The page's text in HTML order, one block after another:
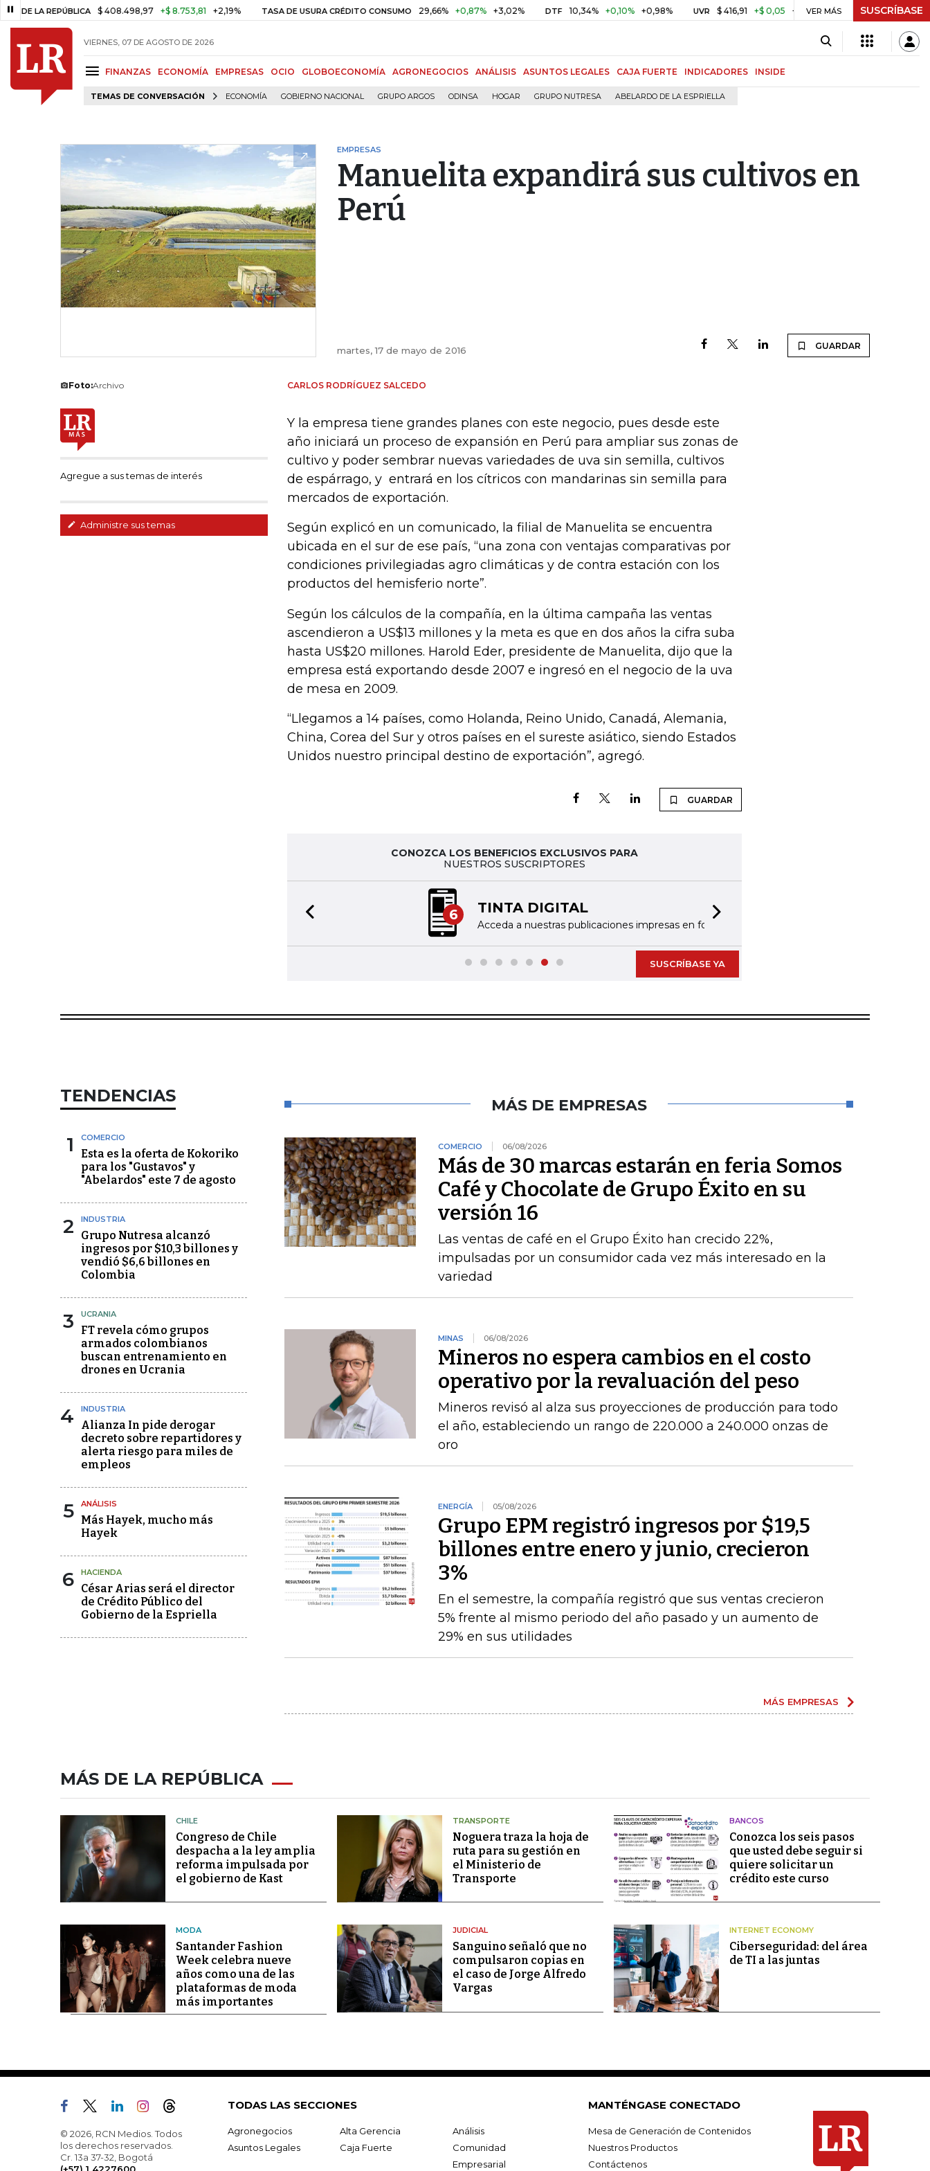
LA REPÚBLICA $ 408.498,97 +$ 8.753,81 +2,19% TASA DE USURA CRÉDITO CONSUMO 29,66% +0,87% +3,02% DTF 10,34% +0,10% +0,98% UVR $ 416,91 +$ 0,05 +0,01% BITCOIN US$ 64.442,80 -
VER MÁS SUSCRÍBASE
VIERNES, 07 DE AGOSTO DE 2026
FINANZAS ECONOMÍA EMPRESAS OCIO GLOBOECONOMÍA AGRONEGOCIOS ANÁLISIS ASUNTOS LEGALES CAJA FUERTE INDICADORES INSIDE
TEMAS DE CONVERSACIÓN ECONOMÍA GOBIERNO NACIONAL GRUPO ARGOS ODINSA HOGAR GRUPO NUTRESA ABELARDO DE LA ESPRIELLA
EMPRESAS
Manuelita expandirá sus cultivos en
Perú
martes, 17 de mayo de 2016 GUARDAR
Foto:Archivo
Agregue a sus temas de interés
Administre sus temas
CARLOS RODRÍGUEZ SALCEDO
Y la empresa tiene grandes planes con este negocio, pues desde este
año iniciará un proceso de expansión en Perú para ampliar sus zonas de
cultivo y poder sembrar nuevas variedades de uva sin semilla, cultivos
de espárrago, y entrará en los cítricos con mandarinas sin semilla para
mercados de exportación.
Según explicó en un comunicado, la filial de Manuelita se encuentra
ubicada en el sur de ese país, “una zona con ventajas comparativas por
condiciones privilegiadas agro climáticas y de contra estación con los
productos del hemisferio norte”.
Según los cálculos de la compañía, en la última campaña las ventas
ascendieron a US$13 millones y la meta es que en dos años la cifra suba
hasta US$20 millones. Harold Eder, presidente de Manuelita, dijo que la
empresa está exportando desde 2007 e ingresó en el negocio de la uva
de mesa en 2009.
“Llegamos a 14 países, como Holanda, Reino Unido, Canadá, Alemania,
China, Corea del Sur y otros países en el sureste asiático, siendo Estados
Unidos nuestro principal destino de exportación”, agregó.
GUARDAR
CONOZCA LOS BENEFICIOS EXCLUSIVOS PARA
NUESTROS SUSCRIPTORES
TINTA DIGITAL
Acceda a nuestras publicaciones impresas en formato digital
Previous slide
SUSCRÍBASE YA
TENDENCIAS
1 COMERCIO
Esta es la oferta de Kokoriko
para los "Gustavos" y
"Abelardos" este 7 de agosto
2 INDUSTRIA
Grupo Nutresa alcanzó
ingresos por $10,3 billones y
vendió $6,6 billones en
Colombia
3 UCRANIA
FT revela cómo grupos
armados colombianos
buscan entrenamiento en
drones en Ucrania
4 INDUSTRIA
Alianza In pide derogar
decreto sobre repartidores y
alerta riesgo para miles de
empleos
5 ANÁLISIS
Más Hayek, mucho más
Hayek
6 HACIENDA
César Arias será el director
de Crédito Público del
Gobierno de la Espriella
MÁS DE EMPRESAS
COMERCIO 06/08/2026
Más de 30 marcas estarán en feria Somos
Café y Chocolate de Grupo Éxito en su
versión 16
Las ventas de café en el Grupo Éxito han crecido 22%,
impulsadas por un consumidor cada vez más interesado en la
variedad
MINAS 06/08/2026
Mineros no espera cambios en el costo
operativo por la revaluación del peso
Mineros revisó al alza sus proyecciones de producción para todo
el año, estableciendo un rango de 220.000 a 240.000 onzas de
oro
ENERGÍA 05/08/2026
Grupo EPM registró ingresos por $19,5
billones entre enero y junio, crecieron
3%
En el semestre, la compañía registró que sus ventas crecieron
5% frente al mismo periodo del año pasado y un aumento de
29% en sus utilidades
MÁS EMPRESAS
MÁS DE LA REPÚBLICA
CHILE
Congreso de Chile
despacha a la ley amplia
reforma impulsada por
el gobierno de Kast
TRANSPORTE
Noguera traza la hoja de
ruta para su gestión en
el Ministerio de
Transporte
BANCOS
Conozca los seis pasos
que usted debe seguir si
quiere solicitar un
crédito este curso
MODA
Santander Fashion
Week celebra nueve
años como una de las
plataformas de moda
más importantes
JUDICIAL
Sanguino señaló que no
compulsaron copias en
el caso de Jorge Alfredo
Vargas
INTERNET ECONOMY
Ciberseguridad: del área
de TI a las juntas
© 2026, RCN Medios. Todos
los derechos reservados.
Cr. 13a 37-32, Bogotá
TODAS LAS SECCIONES
Agronegocios Alta Gerencia
Análisis
Asuntos Legales
Caja Fuerte
Comunidad
Empresarial
MANTÉNGASE CONECTADO
Mesa de Generación de Contenidos
Nuestros Productos
Contáctenos